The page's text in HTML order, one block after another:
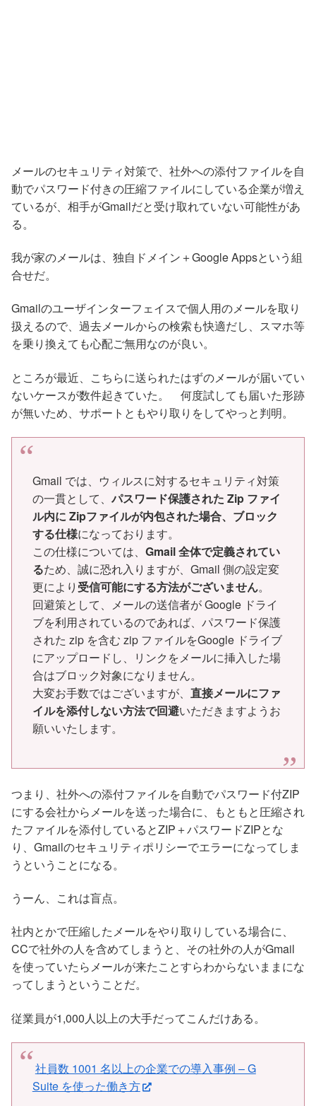
メールのセキュリティ対策で、社外への添付ファイルを自
動でパスワード付きの圧縮ファイルにしている企業が増え
ているが、相手がGmailだと受け取れていない可能性があ
る。
我が家のメールは、独自ドメイン＋Google Appsという組
合せだ。
Gmailのユーザインターフェイスで個人用のメールを取り
扱えるので、過去メールからの検索も快適だし、スマホ等
を乗り換えても心配ご無用なのが良い。
ところが最近、こちらに送られたはずのメールが届いてい
ないケースが数件起きていた。 何度試しても届いた形跡
が無いため、サポートともやり取りをしてやっと判明。
Gmail では、ウィルスに対するセキュリティ対策
の一貫として、パスワード保護された Zip ファイ
ル内に Zipファイルが内包された場合、ブロック
する仕様になっております。
この仕様については、 Gmail 全体で定義されてい
るため、誠に恐れ入りますが、Gmail 側の設定変
更により 受信可能にする方法がございません。
回避策として、メールの送信者が Google ドライ
ブを利用されているのであれば、パスワード保護
された zip を含む zip ファイルをGoogle ドライブ
にアップロードし、リンクをメールに挿入した場
合はブロック対象になりません。
大変お手数ではございますが、 直接メールにファ
イルを添付しない方法で回避いただきますようお
願いいたします。
つまり、社外への添付ファイルを自動でパスワード付ZIP
にする会社からメールを送った場合に、もともと圧縮され
たファイルを添付しているとZIP＋パスワードZIPとな
り、Gmailのセキュリティポリシーでエラーになってしま
うということになる。
うーん、これは盲点。
社内とかで圧縮したメールをやり取りしている場合に、
CCで社外の人を含めてしまうと、その社外の人がGmail
を使っていたらメールが来たことすらわからないままにな
ってしまうということだ。
従業員が1,000人以上の大手だってこんだけある。
社員数 1001 名以上の企業での導入事例 – G
Suite を使った働き方